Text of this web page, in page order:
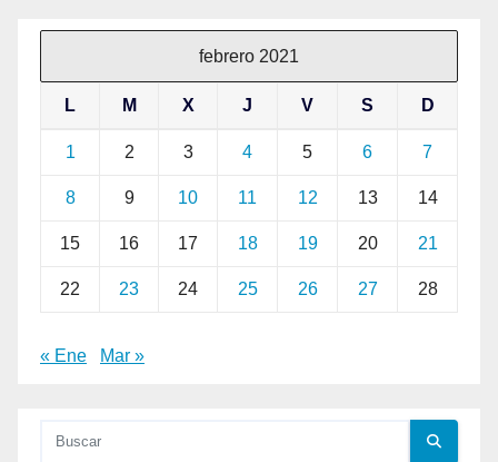
febrero 2021
L M X J V S D
1 2 3 4 5 6 7
8 9 10 11 12 13 14
15 16 17 18 19 20 21
22 23 24 25 26 27 28
« Ene Mar »